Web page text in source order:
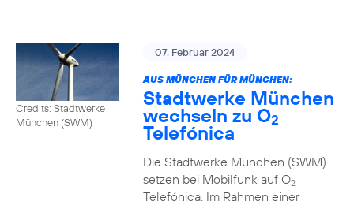
Credits: Stadtwerke
München (SWM)
07. Februar 2024
AUS MÜNCHEN FÜR MÜNCHEN:
Stadtwerke München
wechseln zu O2
Telefónica
Die Stadtwerke München (SWM)
setzen bei Mobilfunk auf O2
Telefónica. Im Rahmen einer